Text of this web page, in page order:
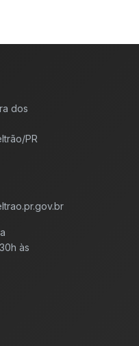
dos
PR
às